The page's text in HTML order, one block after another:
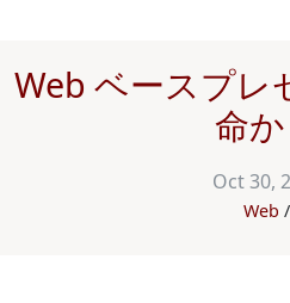
Web ベースプレ
命か
Oct 30,
Web